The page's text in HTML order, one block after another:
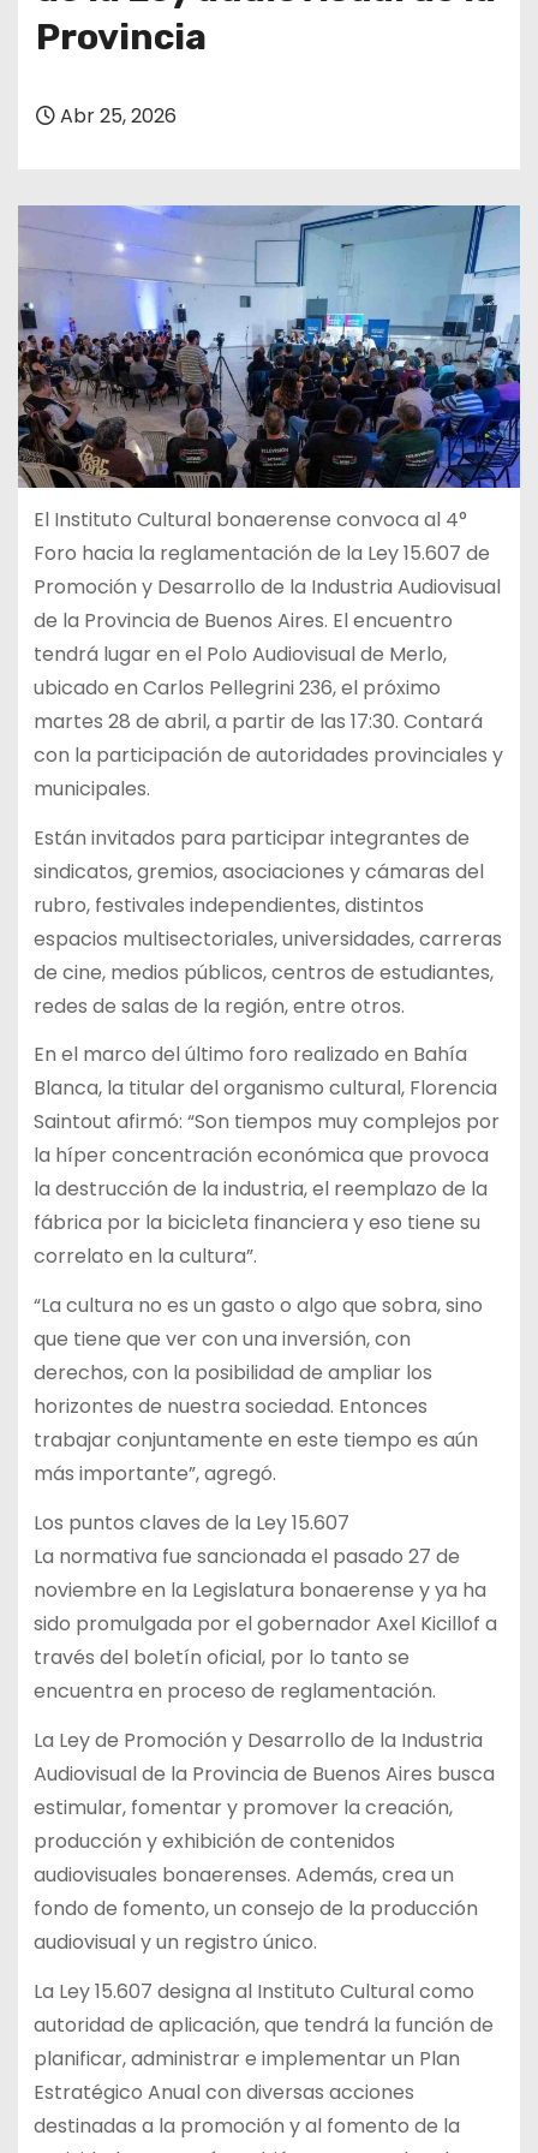
Provincia
Abr 25, 2026
El Instituto Cultural bonaerense convoca al 4°
Foro hacia la reglamentación de la Ley 15.607 de
Promoción y Desarrollo de la Industria Audiovisual
de la Provincia de Buenos Aires. El encuentro
tendrá lugar en el Polo Audiovisual de Merlo,
ubicado en Carlos Pellegrini 236, el próximo
martes 28 de abril, a partir de las 17:30. Contará
con la participación de autoridades provinciales y
municipales.
Están invitados para participar integrantes de
sindicatos, gremios, asociaciones y cámaras del
rubro, festivales independientes, distintos
espacios multisectoriales, universidades, carreras
de cine, medios públicos, centros de estudiantes,
redes de salas de la región, entre otros.
En el marco del último foro realizado en Bahía
Blanca, la titular del organismo cultural, Florencia
Saintout afirmó: “Son tiempos muy complejos por
la híper concentración económica que provoca
la destrucción de la industria, el reemplazo de la
fábrica por la bicicleta financiera y eso tiene su
correlato en la cultura”.
“La cultura no es un gasto o algo que sobra, sino
que tiene que ver con una inversión, con
derechos, con la posibilidad de ampliar los
horizontes de nuestra sociedad. Entonces
trabajar conjuntamente en este tiempo es aún
más importante”, agregó.
Los puntos claves de la Ley 15.607
La normativa fue sancionada el pasado 27 de
noviembre en la Legislatura bonaerense y ya ha
sido promulgada por el gobernador Axel Kicillof a
través del boletín oficial, por lo tanto se
encuentra en proceso de reglamentación.
La Ley de Promoción y Desarrollo de la Industria
Audiovisual de la Provincia de Buenos Aires busca
estimular, fomentar y promover la creación,
producción y exhibición de contenidos
audiovisuales bonaerenses. Además, crea un
fondo de fomento, un consejo de la producción
audiovisual y un registro único.
La Ley 15.607 designa al Instituto Cultural como
autoridad de aplicación, que tendrá la función de
planificar, administrar e implementar un Plan
Estratégico Anual con diversas acciones
destinadas a la promoción y al fomento de la